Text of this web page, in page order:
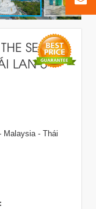
SEAS:
LAN 5
Malaysia - Thái